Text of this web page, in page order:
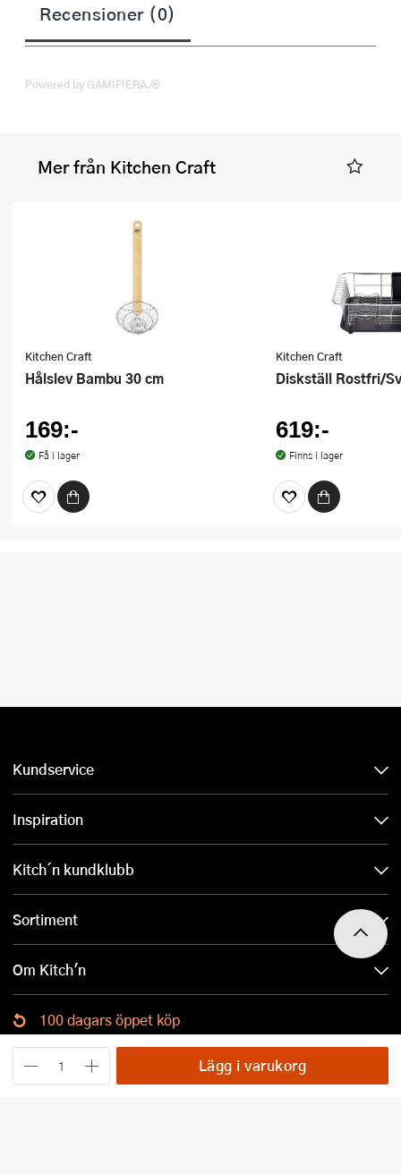
Lägg i varukorg
Recensioner (0)
Powered by GAMIFIERA.®
Mer från Kitchen Craft
Kitchen Craft
Hålslev Bambu 30 cm
169:-
Få i lager
Kitchen Craft
Diskställ Rostfri/
619:-
Finns i lager
Kundservice
Inspiration
Kitch´n kundklubb
Sortiment
Om Kitch'n
100 dagars öppet köp
Ladda ned Kitch´n-appen